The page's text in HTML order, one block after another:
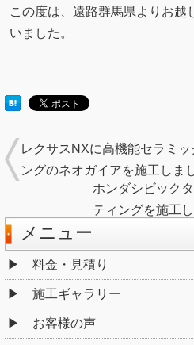
この度は、遠路群馬県よりお越
いました。
レクサスNXに高機能セラミッ
ングのネオガイアを施工しま
ホンダシビック
ティングを施工
メニュー
料金・見積り
施工ギャラリー
お客様の声